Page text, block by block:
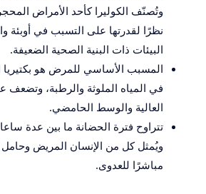
وتُصنّف الكوليرا كأحد الأمراض
نظرًا لقدرتها على التسبب في
البيئات ذات البنية الصحية الضعيفة.
المسبب الأساسي للمرض هو بكتيريا
في المياه الملوثة والرطبة، وتضعف
العالية والوسط الحامضي.
تتراوح فترة الحضانة ما بين عدة
ويُمثل كل من الإنسان المريض
مباشرًا للعدوى.